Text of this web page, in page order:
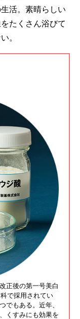
活。素晴らしい
たくさん浴びて
。
正後の第一号美白
で採用されてい
でもある。近年、
くすみにも効果を